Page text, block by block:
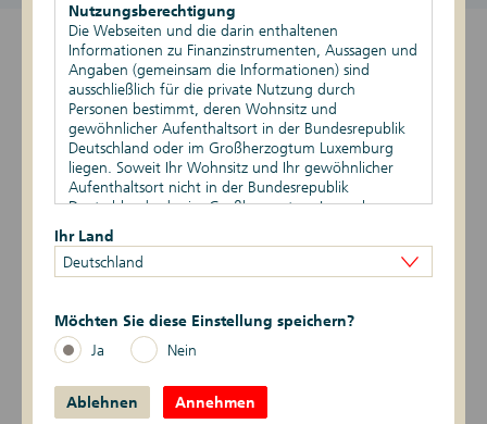
Nutzungsberechtigung
Die Webseiten und die darin enthaltenen
Informationen zu Finanzinstrumenten, Aussagen und
Angaben (gemeinsam die Informationen) sind
ausschließlich für die private Nutzung durch
Personen bestimmt, deren Wohnsitz und
gewöhnlicher Aufenthaltsort in der Bundesrepublik
Deutschland oder im Großherzogtum Luxemburg
liegen. Soweit Ihr Wohnsitz und Ihr gewöhnlicher
Aufenthaltsort nicht in der Bundesrepublik
Deutschland oder im Großherzogtum Luxemburg
liegen, ist Ihnen die Nutzung dieser Webseiten nicht
gestattet. Durch die Nutzung dieser Webseiten
bestätigen Sie, dass Ihr Wohnsitz und gewöhnlicher
Vertriebsbeschränkungen
Die auf den Webseiten enthaltenen Informationen
dürfen nicht außerhalb der der Bundesrepublik
Deutschland und/oder dem Großherzogtum
Ihr Land
Deutschland
Möchten Sie diese Einstellung speichern?
Ja
Nein
Ablehnen Annehmen
Überblick
Produktdetails
Basiswert
Szenario-Rechner
Publikationen